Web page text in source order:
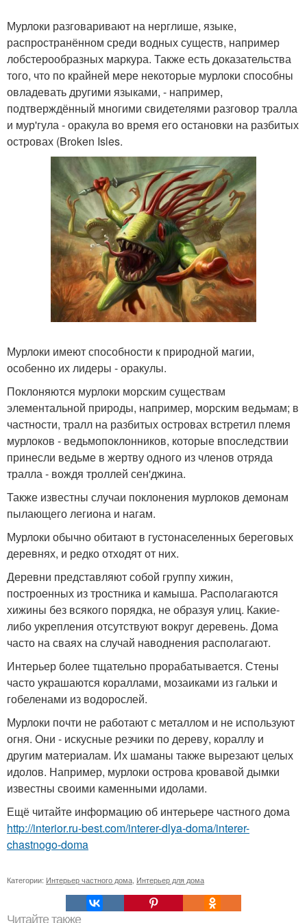
Мурлоки разговаривают на нерглише, языке,
распространённом среди водных существ, например
лобстерообразных маркура. Также есть доказательства
того, что по крайней мере некоторые мурлоки способны
овладевать другими языками, - например,
подтверждённый многими свидетелями разговор тралла
и мур'гула - оракула во время его остановки на разбитых
островах (Broken Isles.
Мурлоки имеют способности к природной магии,
особенно их лидеры - оракулы.
Поклоняются мурлоки морским существам
элементальной природы, например, морским ведьмам; в
частности, тралл на разбитых островах встретил племя
мурлоков - ведьмопоклонников, которые впоследствии
принесли ведьме в жертву одного из членов отряда
тралла - вождя троллей сен'джина.
Также известны случаи поклонения мурлоков демонам
пылающего легиона и нагам.
Мурлоки обычно обитают в густонаселенных береговых
деревнях, и редко отходят от них.
Деревни представляют собой группу хижин,
построенных из тростника и камыша. Располагаются
хижины без всякого порядка, не образуя улиц. Какие-
либо укрепления отсутствуют вокруг деревень. Дома
часто на сваях на случай наводнения располагают.
Интерьер более тщательно прорабатывается. Стены
часто украшаются кораллами, мозаиками из гальки и
гобеленами из водорослей.
Мурлоки почти не работают с металлом и не используют
огня. Они - искусные резчики по дереву, кораллу и
другим материалам. Их шаманы также вырезают целых
идолов. Например, мурлоки острова кровавой дымки
известны своими каменными идолами.
Ещё читайте информацию об интерьере частного дома
http://interior.ru-best.com/interer-dlya-doma/interer-
chastnogo-doma
Категории: Интерьер частного дома Интерьер для дома
Читайте также